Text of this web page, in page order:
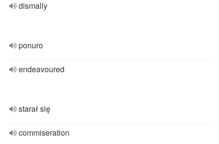
dismally
ponuro
endeavoured
starał się
commiseration